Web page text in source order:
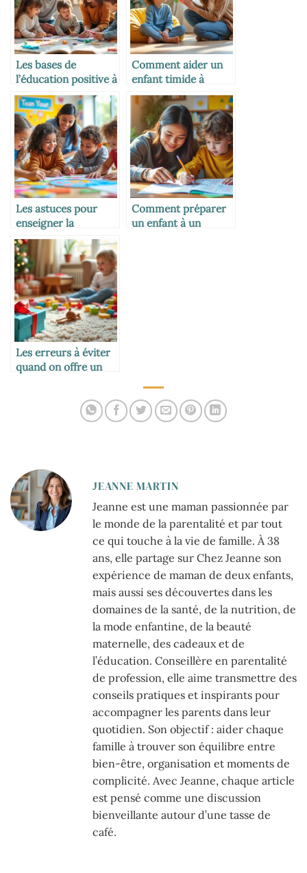
Les bases de
l’éducation positive à
la maison
Comment aider un
enfant timide à
s’exprimer
Les astuces pour
enseigner la
coopération et le
partage
Comment préparer
un enfant à un
Les erreurs à éviter
quand on offre un
JEANNE MARTIN
Jeanne est une maman passionnée par
le monde de la parentalité et par tout
ce qui touche à la vie de famille. À 38
ans, elle partage sur Chez Jeanne son
expérience de maman de deux enfants,
mais aussi ses découvertes dans les
domaines de la santé, de la nutrition, de
la mode enfantine, de la beauté
maternelle, des cadeaux et de
l’éducation. Conseillère en parentalité
de profession, elle aime transmettre des
conseils pratiques et inspirants pour
accompagner les parents dans leur
quotidien. Son objectif : aider chaque
famille à trouver son équilibre entre
bien-être, organisation et moments de
complicité. Avec Jeanne, chaque article
est pensé comme une discussion
bienveillante autour d’une tasse de
café.